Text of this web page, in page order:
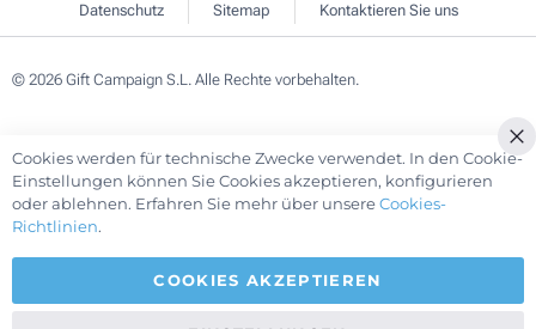
Datenschutz
Sitemap Kontaktieren Sie uns
© 2026 Gift Campaign S.L. Alle Rechte vorbehalten.
Cookies werden für technische Zwecke verwendet. In den Cookie-
Einstellungen können Sie Cookies akzeptieren, konfigurieren
oder ablehnen. Erfahren Sie mehr über unsereCookies-
Richtlinien.
COOKIES AKZEPTIEREN